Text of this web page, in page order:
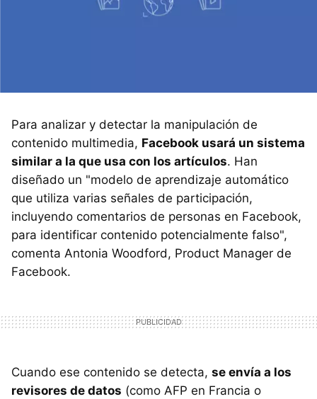
Para analizar y detectar la manipulación de
contenido multimedia, Facebook usará un sistema
similar a la que usa con los artículos. Han
diseñado un "modelo de aprendizaje automático
que utiliza varias señales de participación,
incluyendo comentarios de personas en Facebook,
para identificar contenido potencialmente falso",
comenta Antonia Woodford, Product Manager de
Facebook.
Cuando ese contenido se detecta, se envía a los
revisores de datos (como AFP en Francia o